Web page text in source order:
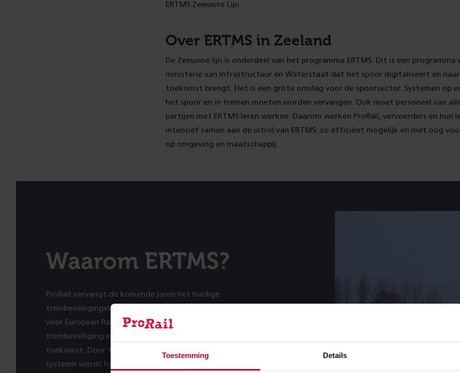
Toestemming Details
ERTMS Zeeuwse Lijn.
Over ERTMS in Zeeland
De Zeeuwse lijn is onderdeel van het programma ERTMS. Dit is een programma
ministerie van Infrastructuur en Waterstaat dat het spoor digitaliseert en naar
toekomst brengt. Het is een grote omslag voor de spoorsector. Systemen op
het spoor en in treinen moeten worden vervangen. Ook moet personeel van
partijen met ERTMS leren werken. Daarom werken ProRail, vervoerders en hun
intensief samen aan de uitrol van ERTMS: zo efficiënt mogelijk en met oog
op omgeving en maatschappij.
Waarom ERTMS?
ProRail vervangt de komende jaren het huidige
treinbeveiligingssysteem ATB door ERTMS. De afkorting ERTMS staat
voor European Rail Traffic Management. Het is de standaard voor
treinbeveiliging in Europa en hét digitale spoorplatform van de
toekomst. Door te kiezen voor één standaard Europees
systeem wordt het Nederlandse spoor in de toekomst nog beter